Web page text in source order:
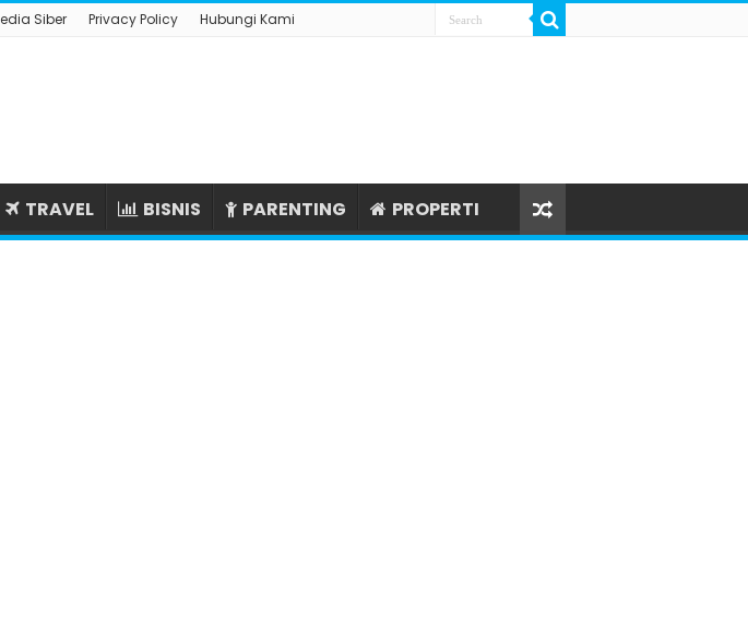
Siber Privacy Policy Hubungi Kami
TRAVEL BISNIS PARENTING PROPERTI